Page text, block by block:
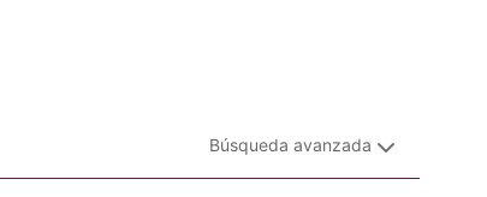
Búsqueda avanzada